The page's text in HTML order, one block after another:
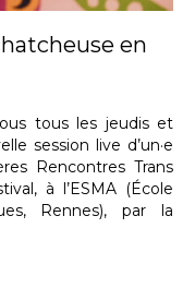
en
tous les jeudis et
session live d’un·e
Rencontres Trans
à l’ESMA (École
Rennes), par la